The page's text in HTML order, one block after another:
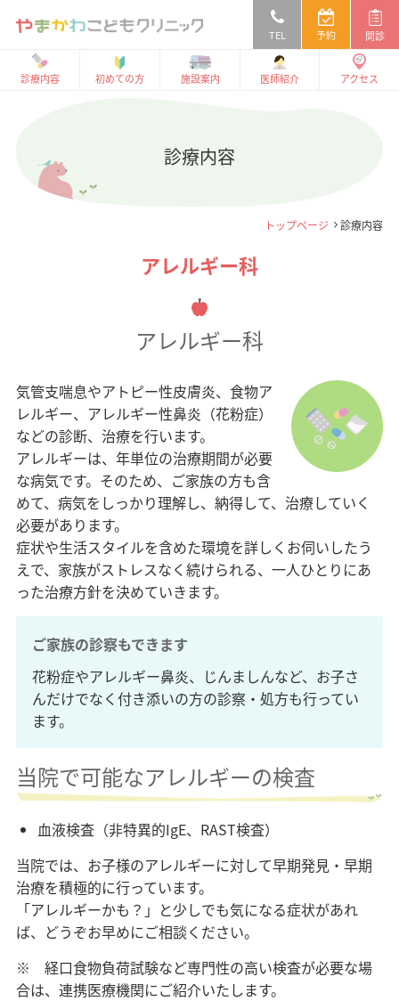
TEL 予約 問診
診療内容 初めての方 施設案内 医師紹介 アクセス
診療内容
トップページ 診療内容
アレルギー科
アレルギー科
気管支喘息やアトピー性皮膚炎、食物ア
レルギー、アレルギー性鼻炎（花粉症）
などの診断、治療を行います。
アレルギーは、年単位の治療期間が必要
な病気です。そのため、ご家族の方も含
めて、病気をしっかり理解し、納得して、治療していく
必要があります。
症状や生活スタイルを含めた環境を詳しくお伺いしたう
えで、家族がストレスなく続けられる、一人ひとりにあ
った治療方針を決めていきます。
ご家族の診察もできます
花粉症やアレルギー鼻炎、じんましんなど、お子さ
んだけでなく付き添いの方の診察・処方も行ってい
ます。
当院で可能なアレルギーの検査
血液検査（非特異的IgE、RAST検査）
当院では、お子様のアレルギーに対して早期発見・早期
治療を積極的に行っています。
「アレルギーかも？」と少しでも気になる症状があれ
ば、どうぞお早めにご相談ください。
※ 経口食物負荷試験など専門性の高い検査が必要な場
合は、連携医療機関にご紹介いたします。